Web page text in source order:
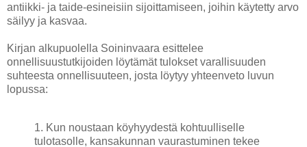
antiikki- ja taide-esineisiin sijoittamiseen, joihin käytetty arvo
säilyy ja kasvaa.
Kirjan alkupuolella Soininvaara esittelee
onnellisuustutkijoiden löytämät tulokset varallisuuden
suhteesta onnellisuuteen, josta löytyy yhteenveto luvun
lopussa:
1. Kun noustaan köyhyydestä kohtuulliselle
tulotasolle, kansakunnan vaurastuminen tekee